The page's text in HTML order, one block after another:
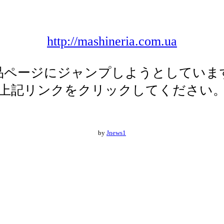
http://mashineria.com.ua
ページにジャンプしようとしていま
記リンクをクリックしてください
by Jnews1